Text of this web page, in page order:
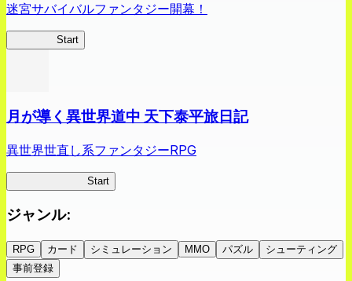
迷宮サバイバルファンタジー開幕！
Start
月が導く異世界道中 天下泰平旅日記
異世界世直し系ファンタジーRPG
Start
ジャンル:
RPG カード シミュレーション MMO パズル
シューティング
事前登録